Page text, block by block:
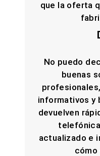
que la oferta
No puedo
buenas
informativos y
devuelven
actualizado e
cómo